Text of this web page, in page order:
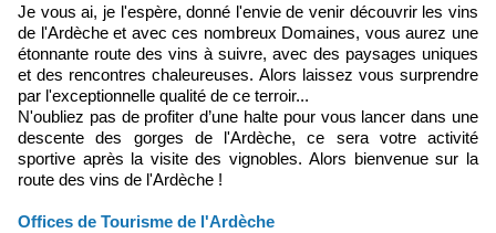
Je vous ai, je l'espère, donné l'envie de venir découvrir les vins
de l'Ardèche et avec ces nombreux Domaines, vous aurez une
étonnante route des vins à suivre, avec des paysages uniques
et des rencontres chaleureuses. Alors laissez vous surprendre
par l'exceptionnelle qualité de ce terroir...
N'oubliez pas de profiter d’une halte pour vous lancer dans une
descente des gorges de l'Ardèche, ce sera votre activité
sportive après la visite des vignobles. Alors bienvenue sur la
route des vins de l'Ardèche !
Offices de Tourisme de l'Ardèche